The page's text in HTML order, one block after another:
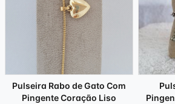
Pulseira Rabo de Gato Com
Pingente Coração Liso